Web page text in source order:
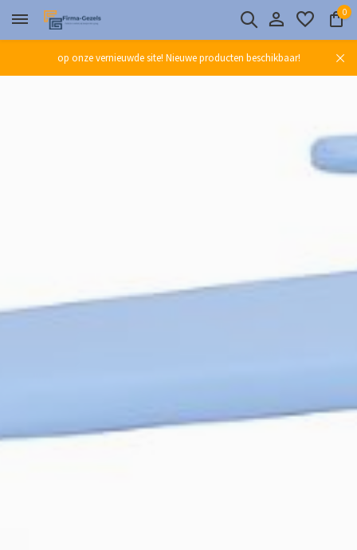
0
op onze vernieuwde site! Nieuwe producten beschikbaar!